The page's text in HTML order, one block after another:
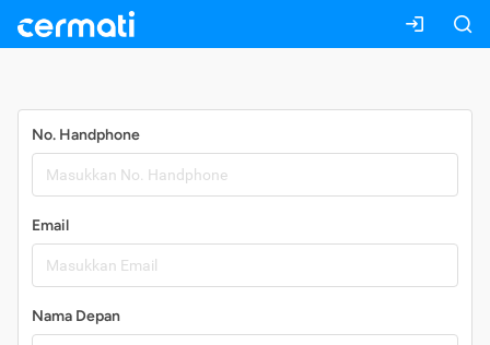
No. Handphone
Email
Nama Depan